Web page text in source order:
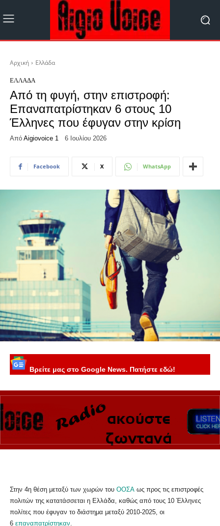
Αρχική Ελλάδα
ΕΛΛΆΔΑ
Από τη φυγή, στην επιστροφή:
Επαναπατρίστηκαν 6 στους 10
Έλληνες που έφυγαν στην κρίση
Από Aigiovoice 1 6 Ιουλίου 2026
Facebook X WhatsApp
Βρείτε μας στο Google News. Πατήστε εδώ!
Στην 4η θέση μεταξύ των χωρών του ΟΟΣΑ ως προς τις επιστροφές
πολιτών της κατατάσσεται η Ελλάδα, καθώς από τους 10 Έλληνες
πολίτες που έφυγαν το διάστημα μεταξύ 2010-2025, οι
6 επαναπατρίστηκαν.